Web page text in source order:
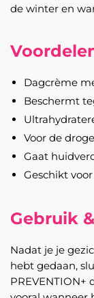
de winter en
Dagcrème
Beschermt
Voor de
Gaat
Geschikt
Gebruik
Nadat je je
hebt gedaan,
PREVENTION+